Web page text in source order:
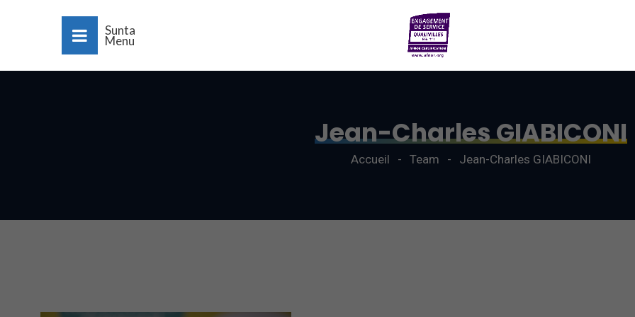
Sunta
Menu
Jean-Charles GIABICONI
Accueil Team Jean-Charles GIABICONI